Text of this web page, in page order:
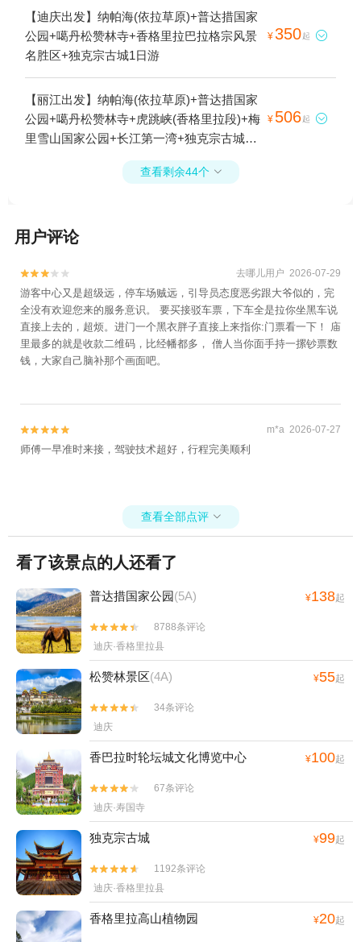
【迪庆出发】纳帕海(依拉草原)+普达措国家
公园+噶丹松赞林寺+香格里拉巴拉格宗风景
名胜区+独克宗古城1日游
¥350起 
【丽江出发】纳帕海(依拉草原)+普达措国家
公园+噶丹松赞林寺+虎跳峡(香格里拉段)+梅
里雪山国家公园+长江第一湾+独克宗古城
+飞来寺+梅里雪山国家公园金沙江大湾3日游
¥ 506起 
查看剩余44个 
用户评论

 去哪儿用户 2026-07-29
游客中心又是超级远，停车场贼远，引导员态度恶劣跟大爷似的，完
全没有欢迎您来的服务意识。 要买接驳车票，下车全是拉你坐黑车说
直接上去的，超烦。进门一个黑衣胖子直接上来指你:门票看一下！ 庙
里最多的就是收款二维码，比经幡都多， 僧人当你面手持一摞钞票数
钱，大家自己脑补那个画面吧。

 m*a 2026-07-27
师傅一早准时来接，驾驶技术超好，行程完美顺利
查看全部点评 
看了该景点的人还看了
普达措国家公园(5A) ¥138起


8788条评论
迪庆·香格里拉县
松赞林景区(4A) ¥55起


34条评论
迪庆
香巴拉时轮坛城文化博览中心 ¥100起


67条评论
迪庆·寿国寺
独克宗古城 ¥99起


1192条评论
迪庆·香格里拉县
香格里拉高山植物园 ¥20起